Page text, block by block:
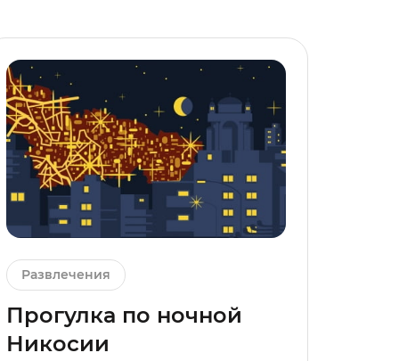
Развлечения
Прогулка по ночной
Никосии